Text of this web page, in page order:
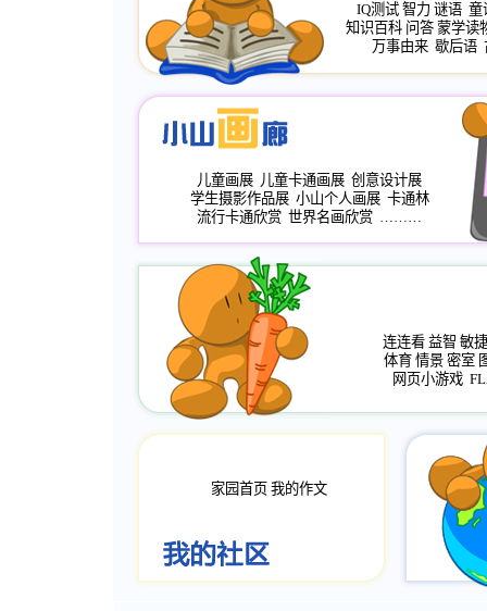
IQ测试 智力 谜语 童
知识百科 问答 蒙学读
万事由来 歇后语
儿童画展 儿童卡通画展 创意设计展
学生摄影作品展 小山个人画展 卡通林
流行卡通欣赏 世界名画欣赏 ………
连连看 益智 敏捷
体育 情景 密室
网页小游戏
家园首页 我的作文